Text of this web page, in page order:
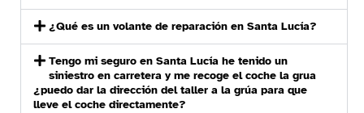
¿Qué es un volante de reparación en Santa Lucía?
Tengo mi seguro en Santa Lucía he tenido un
siniestro en carretera y me recoge el coche la grua
¿puedo dar la dirección del taller a la grúa para que
lleve el coche directamente?